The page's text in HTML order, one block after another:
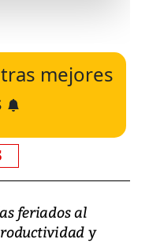
mejores
feriados al
y